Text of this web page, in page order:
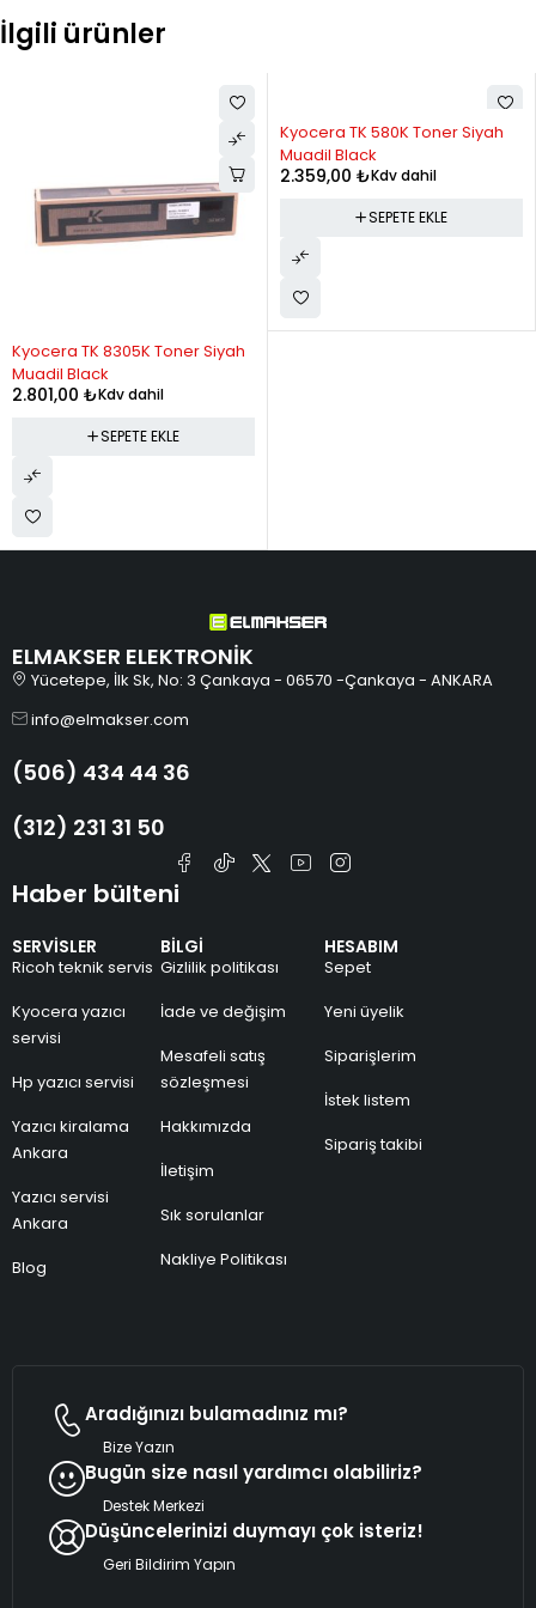
10
169.61
İlgili ürünler
Kyocera TK 8305K Toner Siyah
Muadil Black
2.801,00 ₺Kdv dahil
SEPETE EKLE
Kyocera TK 580K Toner Siyah
Muadil Black
2.359,00 ₺Kdv dahil
SEPETE EKLE
ELMAKSER ELEKTRONİK
Yücetepe, İlk Sk, No: 3 Çankaya - 06570 -Çankaya - ANKARA
info@elmakser.com
(506) 434 44 36
(312) 231 31 50
SERVİSLER
Ricoh teknik servis
Kyocera yazıcı
servisi
Hp yazıcı servisi
Yazıcı kiralama
Ankara
Yazıcı servisi
Ankara
Blog
BİLGİ
Gizlilik politikası
İade ve değişim
Mesafeli satış
sözleşmesi
Hakkımızda
İletişim
Sık sorulanlar
Nakliye Politikası
HESABIM
Sepet
Yeni üyelik
Siparişlerim
İstek listem
Sipariş takibi
Haber bülteni
Aradığınızı bulamadınız mı?
Bize Yazın
Bugün size nasıl yardımcı olabiliriz?
Destek Merkezi
Düşüncelerinizi duymayı çok isteriz!
Geri Bildirim Yapın